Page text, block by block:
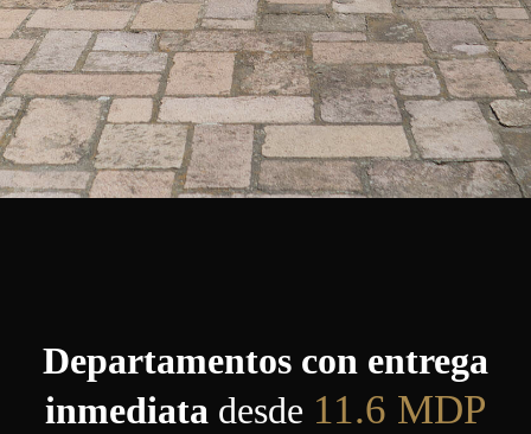
Departamentos con entrega
inmediata desde 11.6 MDP